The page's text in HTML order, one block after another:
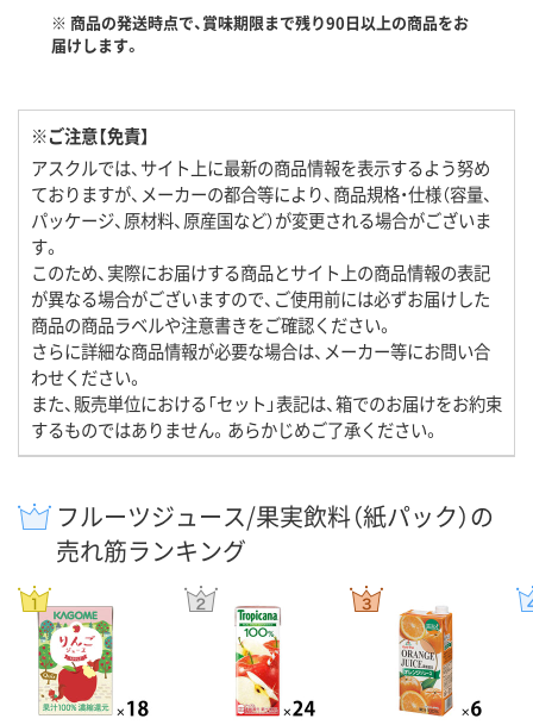
※ 商品の発送時点で、賞味期限まで残り90日以上の商品をお
届けします。
※ご注意【免責】
アスクルでは、サイト上に最新の商品情報を表示するよう努め
ておりますが、メーカーの都合等により、商品規格・仕様（容量、
パッケージ、原材料、原産国など）が変更される場合がございま
す。
このため、実際にお届けする商品とサイト上の商品情報の表記
が異なる場合がございますので、ご使用前には必ずお届けした
商品の商品ラベルや注意書きをご確認ください。
さらに詳細な商品情報が必要な場合は、メーカー等にお問い合
わせください。
また、販売単位における「セット」表記は、箱でのお届けをお約束
するものではありません。あらかじめご了承ください。
フルーツジュース/果実飲料（紙パック）の
売れ筋ランキング